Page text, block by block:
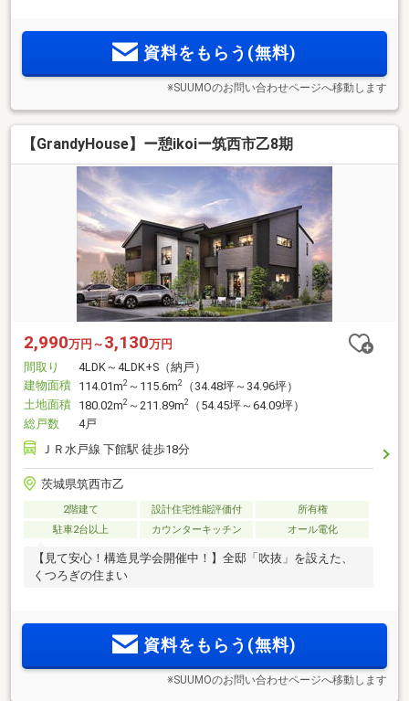
資料をもらう(無料)
※SUUMOのお問い合わせページへ移動します
【GrandyHouse】ー憩ikoiー筑西市乙8期
2,990万円～ 3,130万円
間取り
4LDK～4LDK+S（納戸）
建物面積 114.01m2 ～115.6m2
（34.48坪～34.96坪）
土地面積 180.02m2 ～211.89m2
（54.45坪～64.09坪）
総戸数
4戸
ＪＲ水戸線 下館駅 徒歩18分
茨城県筑西市乙
2階建て 設計住宅性能評価付
所有権
駐車2台以上
カウンターキッチン オール電化
【見て安心！構造見学会開催中！】全邸「吹抜」を設えた、
くつろぎの住まい
資料をもらう(無料)
※SUUMOのお問い合わせページへ移動します